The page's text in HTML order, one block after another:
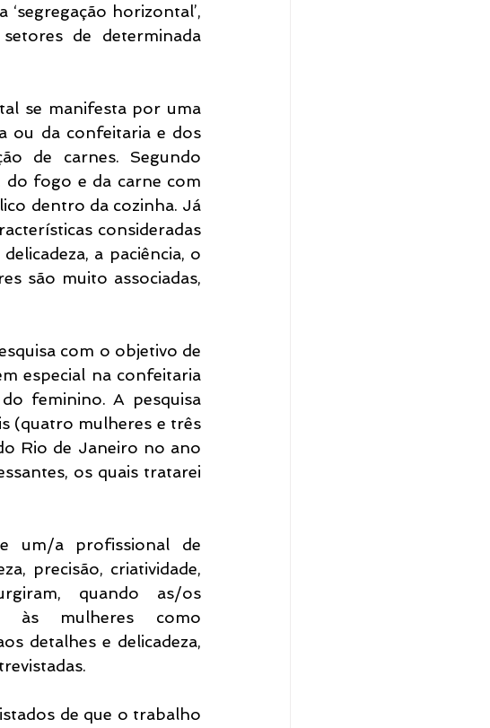
horizontal’,
de determinada
se manifesta por uma
ou da confeitaria e dos
de carnes. Segundo
do fogo e da carne com
dentro da cozinha. Já
consideradas
a paciência, o
são muito associadas,
com o objetivo de
especial na confeitaria
feminino. A pesquisa
(quatro mulheres e três
Rio de Janeiro no ano
os quais tratarei
um/a profissional de
precisão, criatividade,
quando as/os
às mulheres como
detalhes e delicadeza,
de que o trabalho